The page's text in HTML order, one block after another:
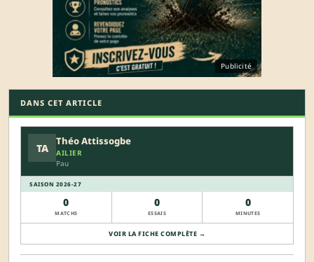
Publicité
DANS CET ARTICLE
TA
Théo Attissogbe
AILIER
Pau
SAISON 2026-27
0
MATCHS
0
ESSAIS
0
MINUTES
VOIR LA FICHE COMPLÈTE →